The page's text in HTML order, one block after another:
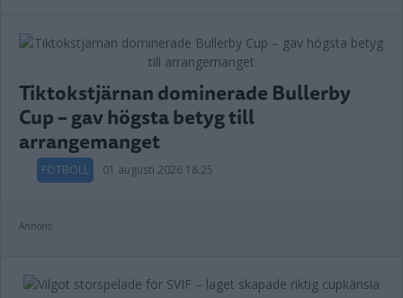
Tiktokstjärnan dominerade Bullerby
Cup – gav högsta betyg till
arrangemanget
FOTBOLL 01 augusti 2026 18.25
Annons: